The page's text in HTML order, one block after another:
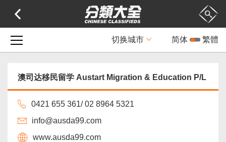
简体 繁體
切换城市
澳司达移民留学 Austart Migration & Education P/L
0421 655 361/ 02 8964 5321
info@ausda99.com
www.ausda99.com